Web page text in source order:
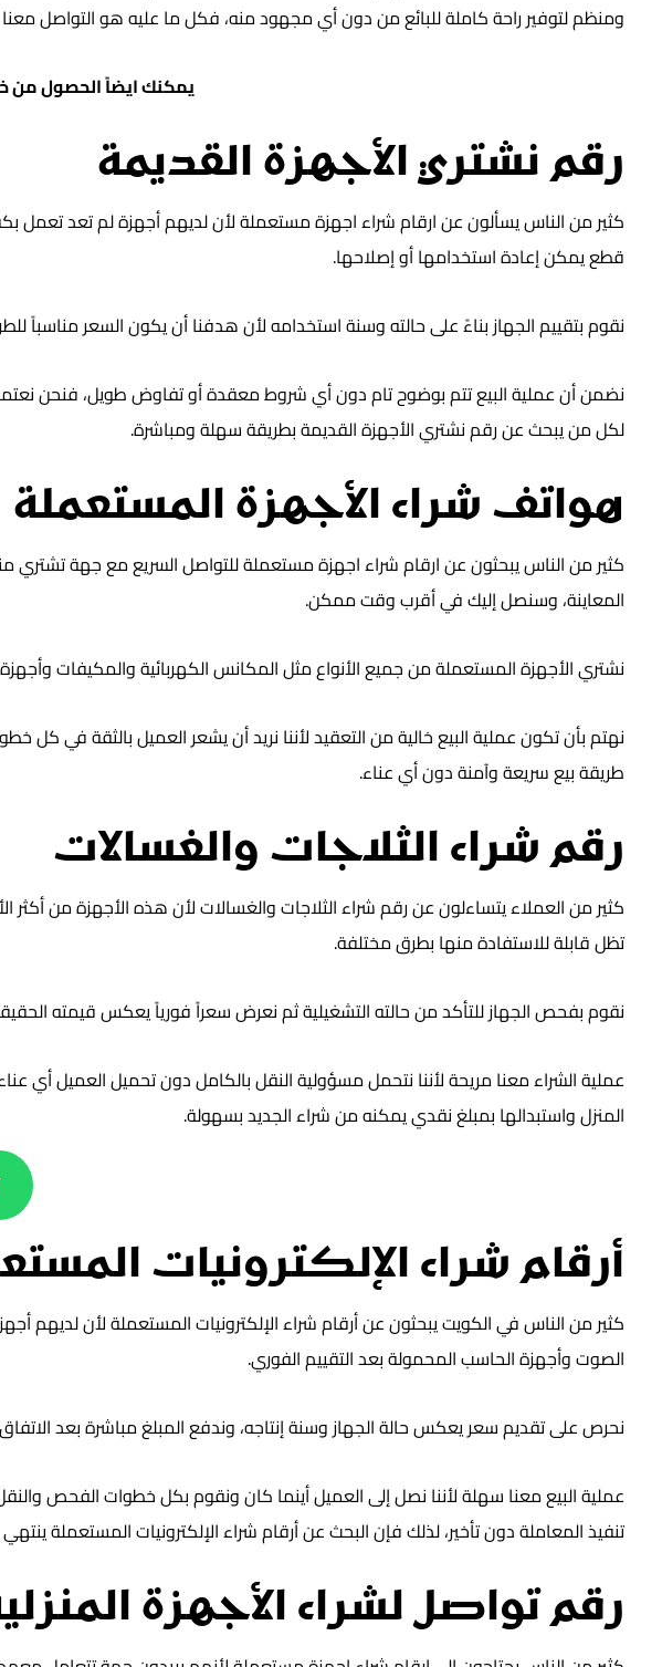
ومنظم لتوفير راحة كاملة للبائع من دون أي مجهود منه، فكل ما عليه هو التواصل معنا
يمكنك ايضاً الحصول من
رقم نشتري الأجهزة القديمة
كثير من الناس يسألون عن ارقام شراء اجهزة مستعملة لأن لديهم أجهزة لم تعد تعمل
قطع يمكن إعادة استخدامها أو إصلاحها.
نقوم بتقييم الجهاز بناءً على حالته وسنة استخدامه لأن هدفنا أن يكون السعر مناسباً
نضمن أن عملية البيع تتم بوضوح تام دون أي شروط معقدة أو تفاوض طويل، فنحن نعتمد
لكل من يبحث عن رقم نشتري الأجهزة القديمة بطريقة سهلة ومباشرة.
هواتف شراء الأجهزة المستعملة
كثير من الناس يبحثون عن ارقام شراء اجهزة مستعملة للتواصل السريع مع جهة تشتري
المعاينة، وسنصل إليك في أقرب وقت ممكن.
نشتري الأجهزة المستعملة من جميع الأنواع مثل المكانس الكهربائية والمكيفات
نهتم بأن تكون عملية البيع خالية من التعقيد لأننا نريد أن يشعر العميل بالثقة في
طريقة بيع سريعة وآمنة دون أي عناء.
رقم شراء الثلاجات والغسالات
كثير من العملاء يتساءلون عن رقم شراء الثلاجات والغسالات لأن هذه الأجهزة من
تظل قابلة للاستفادة منها بطرق مختلفة.
نقوم بفحص الجهاز للتأكد من حالته التشغيلية ثم نعرض سعراً فورياً يعكس قيمته
عملية الشراء معنا مريحة لأننا نتحمل مسؤولية النقل بالكامل دون تحميل العميل أي
المنزل واستبدالها بمبلغ نقدي يمكنه من شراء الجديد بسهولة.
أرقام شراء الإلكترونيات
كثير من الناس في الكويت يبحثون عن أرقام شراء الإلكترونيات المستعملة لأن لديهم
الصوت وأجهزة الحاسب المحمولة بعد التقييم الفوري.
نحرص على تقديم سعر يعكس حالة الجهاز وسنة إنتاجه، وندفع المبلغ مباشرة بعد
عملية البيع معنا سهلة لأننا نصل إلى العميل أينما كان ونقوم بكل خطوات الفحص
تنفيذ المعاملة دون تأخير، لذلك فإن البحث عن أرقام شراء الإلكترونيات المستعملة
رقم تواصل لشراء الأجهزة